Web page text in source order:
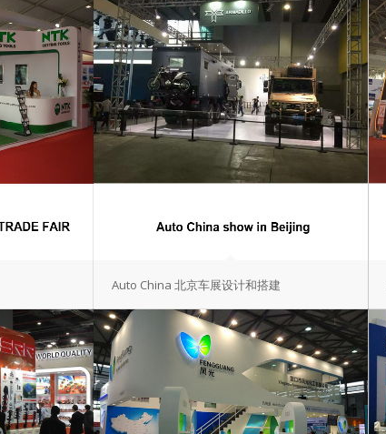
Auto China 北京车展设计和搭建